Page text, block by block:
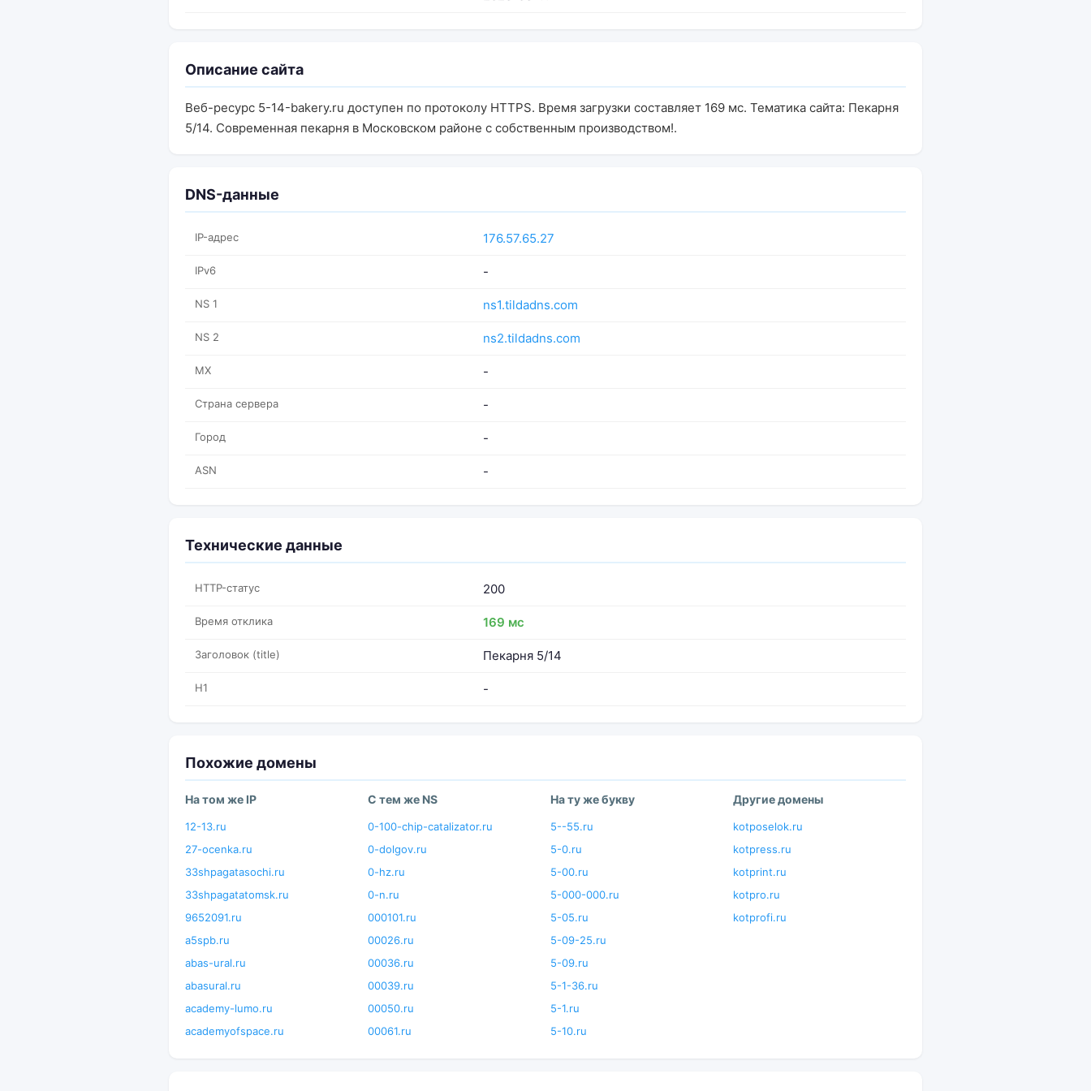
Описание сайта
Веб-ресурс 5-14-bakery.ru доступен по протоколу HTTPS. Время загрузки составляет 169 мс. Тематика сайта: Пекарня
5/14. Современная пекарня в Московском районе с собственным производством!.
DNS-данные
IP-адрес 176.57.65.27
IPv6 -
NS 1 ns1.tildadns.com
NS 2 ns2.tildadns.com
MX -
Страна сервера -
Город -
ASN -
Технические данные
HTTP-статус 200
Время отклика 169 мс
Заголовок (title) Пекарня 5/14
H1 -
Похожие домены
На том же IP
12-13.ru
27-ocenka.ru
33shpagatasochi.ru
33shpagatatomsk.ru
9652091.ru
a5spb.ru
abas-ural.ru
abasural.ru
academy-lumo.ru
academyofspace.ru
С тем же NS
0-100-chip-catalizator.ru
0-dolgov.ru
0-hz.ru
0-n.ru
000101.ru
00026.ru
00036.ru
00039.ru
00050.ru
00061.ru
На ту же букву
5--55.ru
5-0.ru
5-00.ru
5-000-000.ru
5-05.ru
5-09-25.ru
5-09.ru
5-1-36.ru
5-1.ru
5-10.ru
Другие домены
kotposelok.ru
kotpress.ru
kotprint.ru
kotpro.ru
kotprofi.ru